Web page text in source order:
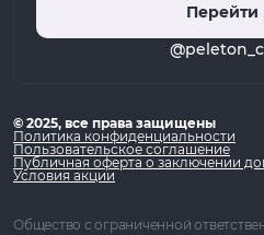
Перейти
© 2025, все права защищены
Политика конфиденциальности
Пользовательское соглашение
Публичная оферта о заключении
Условия акции
Общество с ограниченной